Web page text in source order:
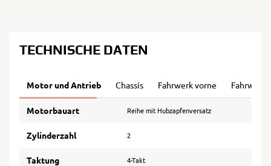
TECHNISCHE DATEN
Motor und Antrieb Chassis Fahrwerk vorne Fahrwerk
Motorbauart Reihe mit Hubzapfenversatz
Zylinderzahl 2
Taktung 4-Takt